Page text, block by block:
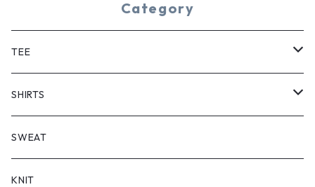
Category
TEE
SHORT SLEEVE
LONG SLEEVE
SHIRTS
SHORT SLEEVE
LONG SLEEVE
SWEAT
KNIT